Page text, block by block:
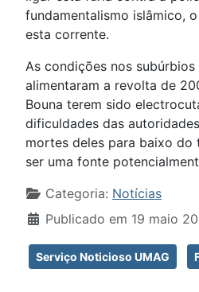
fundamentalismo islâmico,
esta corrente.
As condições nos subúrbios
alimentaram a revolta de
Bouna terem sido
dificuldades das
mortes deles para baixo do
ser uma fonte
Detalhes
Categoria: Notícias
Publicado em 19 maio
Serviço Noticioso UMAG